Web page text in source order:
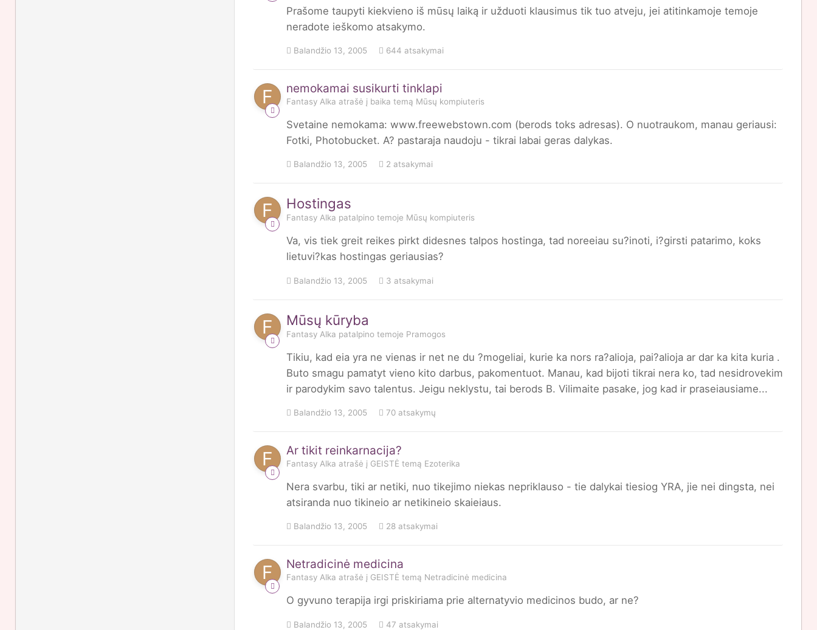
Prašome taupyti kiekvieno iš mūsų laiką ir užduoti klausimus tik tuo atveju, jei atitinkamoje temoje
neradote ieškomo atsakymo.
Balandžio 13, 2005 644 atsakymai
nemokamai susikurti tinklapi
Fantasy Alka atrašė į baika temą Mūsų kompiuteris
Svetaine nemokama: www.freewebstown.com (berods toks adresas). O nuotraukom, manau geriausi:
Fotki, Photobucket. A? pastaraja naudoju - tikrai labai geras dalykas.
Balandžio 13, 2005 2 atsakymai
Hostingas
Fantasy Alka patalpino temoje Mūsų kompiuteris
Va, vis tiek greit reikes pirkt didesnes talpos hostinga, tad noreeiau su?inoti, i?girsti patarimo, koks
lietuvi?kas hostingas geriausias?
Balandžio 13, 2005 3 atsakymai
Mūsų kūryba
Fantasy Alka patalpino temoje Pramogos
Tikiu, kad eia yra ne vienas ir net ne du ?mogeliai, kurie ka nors ra?alioja, pai?alioja ar dar ka kita kuria .
Buto smagu pamatyt vieno kito darbus, pakomentuot. Manau, kad bijoti tikrai nera ko, tad nesidrovekim
ir parodykim savo talentus. Jeigu neklystu, tai berods B. Vilimaite pasake, jog kad ir praseiausiame...
Balandžio 13, 2005 70 atsakymų
Ar tikit reinkarnacija?
Fantasy Alka atrašė į GEISTĖ temą Ezoterika
Nera svarbu, tiki ar netiki, nuo tikejimo niekas nepriklauso - tie dalykai tiesiog YRA, jie nei dingsta, nei
atsiranda nuo tikineio ar netikineio skaieiaus.
Balandžio 13, 2005 28 atsakymai
Netradicinė medicina
Fantasy Alka atrašė į GEISTĖ temą Netradicinė medicina
O gyvuno terapija irgi priskiriama prie alternatyvio medicinos budo, ar ne?
Balandžio 13, 2005 47 atsakymai